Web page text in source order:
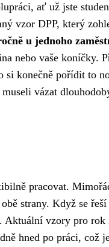
ať už jste
vzor DPP, který
u jednoho
nebo vaše koníčky.
si konečně pořídit to
vázat
pracovat.
strany. Když se
Aktuální vzory pro rok
hned po práci, což